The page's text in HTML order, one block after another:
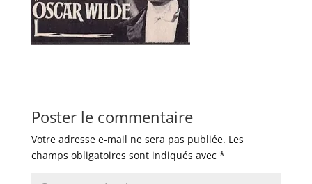
Poster le commentaire
Votre adresse e-mail ne sera pas publiée. Les
champs obligatoires sont indiqués avec *